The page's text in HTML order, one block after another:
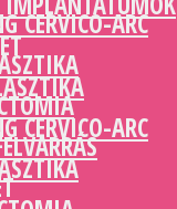
CERVICO-ARC
CERVICO-ARC